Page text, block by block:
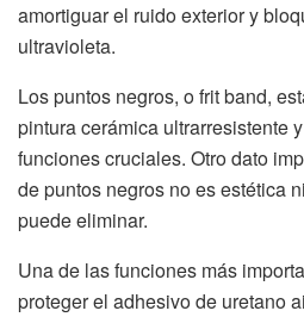
amortiguar el ruido exterior y
ultravioleta.
Los puntos negros, o frit band,
pintura cerámica ultrarresistente
funciones cruciales. Otro dato
de puntos negros no es estética
puede eliminar.
Una de las funciones más
proteger el adhesivo de uretano